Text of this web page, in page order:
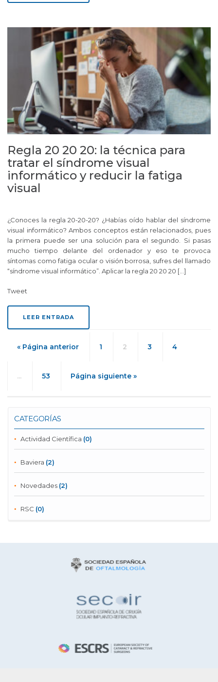
Regla 20 20 20: la técnica para
tratar el síndrome visual
informático y reducir la fatiga
visual
¿Conoces la regla 20-20-20? ¿Habías oído hablar del síndrome
visual informático? Ambos conceptos están relacionados, pues
la primera puede ser una solución para el segundo. Si pasas
mucho tiempo delante del ordenador y eso te provoca
síntomas como fatiga ocular o visión borrosa, sufres del llamado
“síndrome visual informático”. Aplicar la regla 20 20 20 […]
Tweet
LEER ENTRADA
« Página anterior 1 2 3 4
... 53 Página siguiente »
CATEGORÍAS
Actividad Científica (0)
Baviera (2)
Novedades (2)
RSC (0)